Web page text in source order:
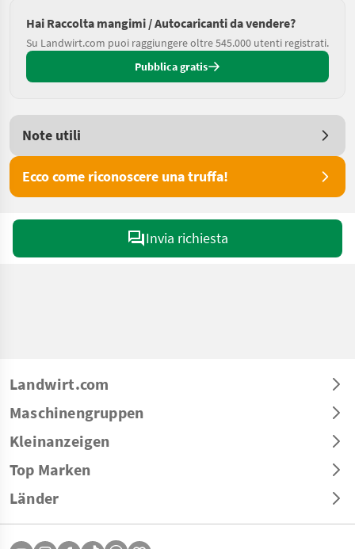
Hai Raccolta mangimi / Autocaricanti da vendere?
Su Landwirt.com puoi raggiungere oltre 545.000 utenti registrati.
Pubblica gratis
Note utili
Ecco come riconoscere una truffa!
Invia richiesta
Landwirt.com
Maschinengruppen
Kleinanzeigen
Top Marken
Länder